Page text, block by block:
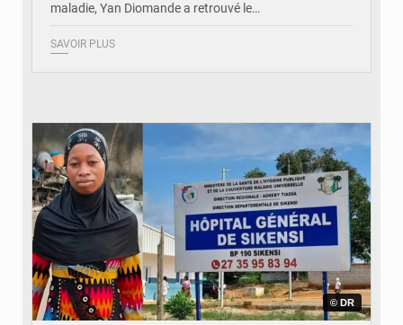
maladie, Yan Diomande a retrouvé le…
SAVOIR PLUS
© DR